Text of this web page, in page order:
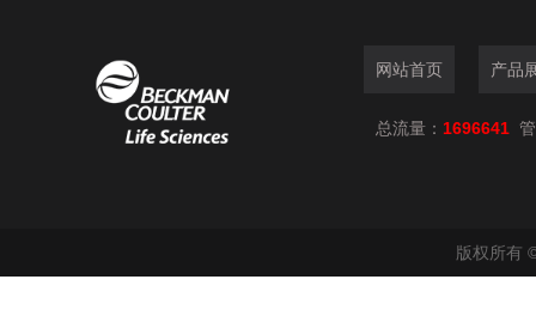
网站首页 产品
总流量： 1696641
版权所有